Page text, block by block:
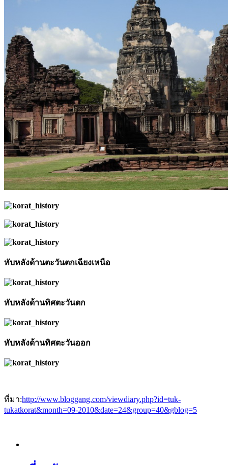
ทับหลังด้านตะวันตกเฉียงเหนือ
ทับหลังด้านทิศตะวันตก
ทับหลังด้านทิศตะวันออก
ที่มา:http://www.bloggang.com/viewdiary.php?id=tuk-
tukatkorat&month=09-2010&date=24&group=40&gblog=5